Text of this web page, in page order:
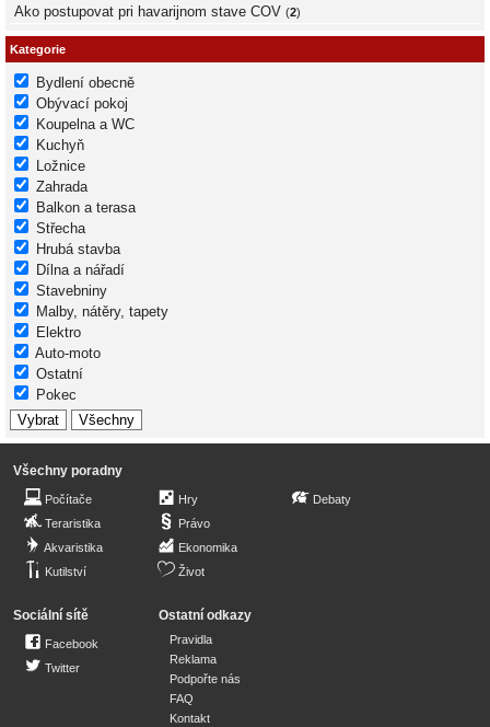
Ako postupovat pri havarijnom stave COV (2)
Kategorie
Bydlení obecně
Obývací pokoj
Koupelna a WC
Kuchyň
Ložnice
Zahrada
Balkon a terasa
Střecha
Hrubá stavba
Dílna a nářadí
Stavebniny
Malby, nátěry, tapety
Elektro
Auto-moto
Ostatní
Pokec
Všechny poradny
Počítače
Teraristika
Akvaristika
Kutilství
Hry
Právo
Ekonomika
Život
Debaty
Sociální sítě
Facebook
Twitter
Ostatní odkazy
Pravidla
Reklama
Podpořte nás
FAQ
Kontakt